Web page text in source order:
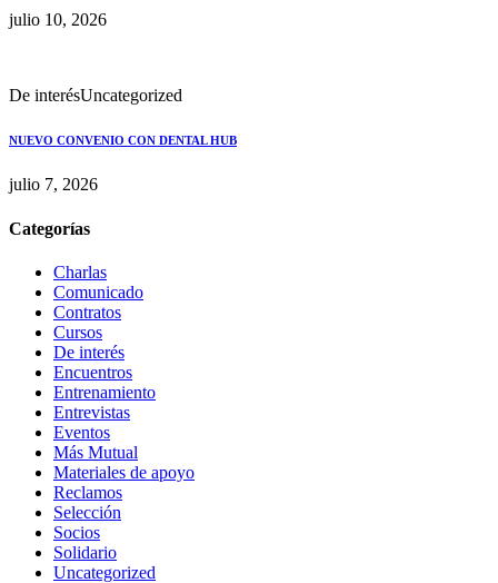
julio 10, 2026
De interésUncategorized
NUEVO CONVENIO CON DENTAL HUB
julio 7, 2026
Categorías
Charlas
Comunicado
Contratos
Cursos
De interés
Encuentros
Entrenamiento
Entrevistas
Eventos
Más Mutual
Materiales de apoyo
Reclamos
Selección
Socios
Solidario
Uncategorized